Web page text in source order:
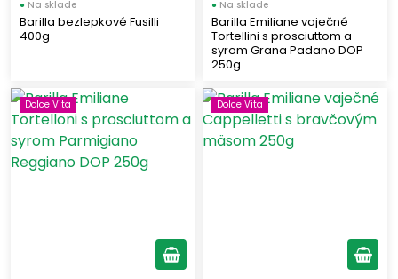
Mäsové omáčky(3)
Zobraziť len produkty skladom
● Na sklade
Barilla bezlepkové Fusilli
400g
● Na sklade
Barilla Emiliane vaječné
Tortellini s prosciuttom a
syrom Grana Padano DOP
250g
Dolce Vita Dolce Vita